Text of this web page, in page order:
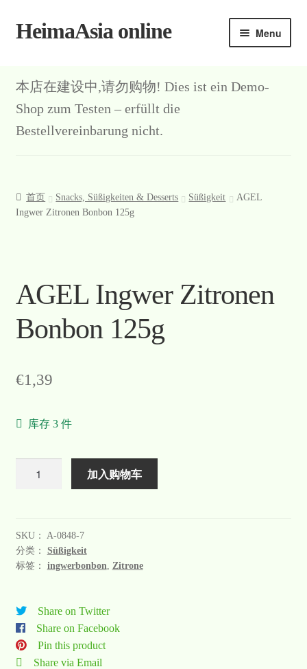
Skip
Skip
HeimaAsia online Menu
本店在建设中,请勿购物! Dies ist ein Demo-
Shop zum Testen – erfüllt die
Bestellvereinbarung nicht.
首页 Snacks, Süßigkeiten & Desserts Süßigkeit
AGEL
Ingwer Zitronen Bonbon 125g
AGEL Ingwer Zitronen
Bonbon 125g
€1,39
库存 3 件
加入购物车
SKU： A-0848-7
分类： Süßigkeit
标签： ingwerbonbon Zitrone
Share on Twitter
Share on Facebook
Pin this product
Share via Email